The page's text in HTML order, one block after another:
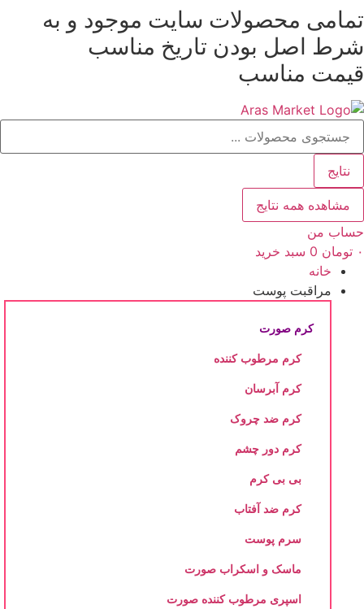
محصولات سایت موجود و به
اصل بودن تاریخ مناسب
مناسب
نتایج
مشاهده همه نتایج
من
تومان 0 سبد خرید
خانه
مراقبت پوست
کرم صورت
کرم مرطوب کننده
کرم آبرسان
کرم ضد چروک
کرم دور چشم
بی بی کرم
کرم ضد آفتاب
سرم پوست
ماسک و اسکراب صورت
اسپری مرطوب کننده صورت